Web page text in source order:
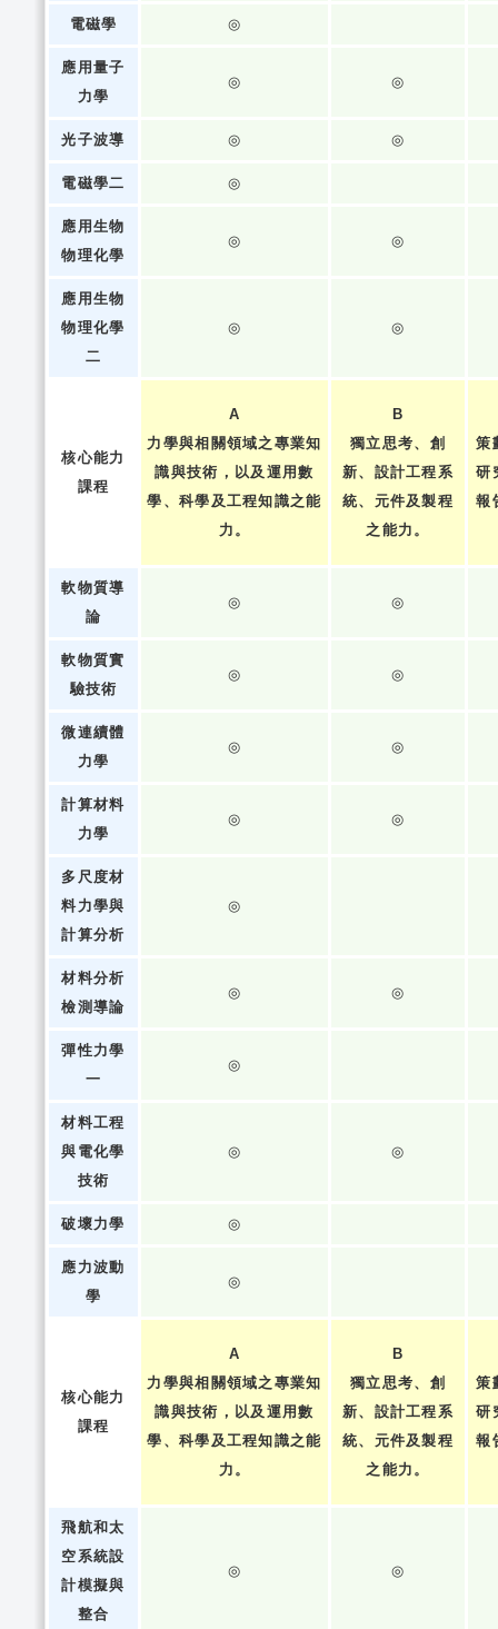
電磁學 ◎
應用量子
力學
◎ ◎
光子波導 ◎ ◎
電磁學二 ◎
應用生物
物理化學
◎ ◎
應用生物
物理化學
二
◎ ◎
核心能力
課程
A
力學與相關領域之專業知
識與技術，以及運用數
學、科學及工程知識之能
力。
B
獨立思考、創
新、設計工程系
統、元件及製程
之能力。
策
研
報
軟物質導
論
◎ ◎
軟物質實
驗技術
◎ ◎
微連續體
力學
◎ ◎
計算材料
力學
◎ ◎
多尺度材
料力學與
計算分析
◎
材料分析
檢測導論
◎ ◎
彈性力學
一
◎
材料工程
與電化學
技術
◎ ◎
破壞力學 ◎
應力波動
學
◎
核心能力
課程
A
力學與相關領域之專業知
識與技術，以及運用數
學、科學及工程知識之能
力。
B
獨立思考、創
新、設計工程系
統、元件及製程
之能力。
策
研
報
飛航和太
空系統設
計模擬與
整合
◎ ◎